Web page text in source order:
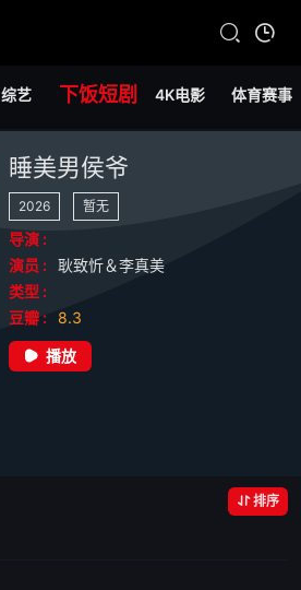
综艺 下饭短剧 4K电影 体育赛事
睡美男侯爷
2026 暂无
导演 :
演员 :
耿致忻＆李真美
类型 :
豆瓣 :
8.3
播放
排序